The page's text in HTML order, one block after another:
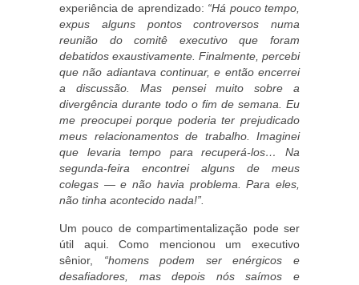
experiência de aprendizado: “Há pouco tempo,
expus alguns pontos controversos numa
reunião do comitê executivo que foram
debatidos exaustivamente. Finalmente, percebi
que não adiantava continuar, e então encerrei
a discussão. Mas pensei muito sobre a
divergência durante todo o fim de semana. Eu
me preocupei porque poderia ter prejudicado
meus relacionamentos de trabalho. Imaginei
que levaria tempo para recuperá-los… Na
segunda-feira encontrei alguns de meus
colegas — e não havia problema. Para eles,
não tinha acontecido nada!”.
Um pouco de compartimentalização pode ser
útil aqui. Como mencionou um executivo
sênior, “homens podem ser enérgicos e
desafiadores, mas depois nós saímos e